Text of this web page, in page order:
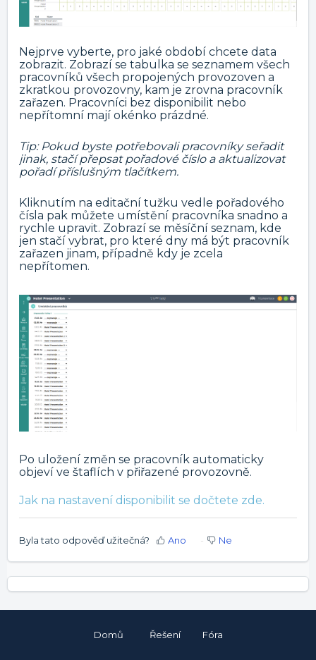
Nejprve vyberte, pro jaké období chcete data
zobrazit. Zobrazí se tabulka se seznamem všech
pracovníků všech propojených provozoven a
zkratkou provozovny, kam je zrovna pracovník
zařazen. Pracovníci bez disponibilit nebo
nepřítomní mají okénko prázdné.
Tip: Pokud byste potřebovali pracovníky seřadit
jinak, stačí přepsat pořadové číslo a aktualizovat
pořadí příslušným tlačítkem.
Kliknutím na editační tužku vedle pořadového
čísla pak můžete umístění pracovníka snadno a
rychle upravit. Zobrazí se měsíční seznam, kde
jen stačí vybrat, pro které dny má být pracovník
zařazen jinam, případně kdy je zcela
nepřítomen.
Po uložení změn se pracovník automaticky
objeví ve štaflích v přiřazené provozovně.
Jak na nastavení disponibilit se dočtete zde.
Byla tato odpověď užitečná? Ano Ne
Domů Řešení Fóra